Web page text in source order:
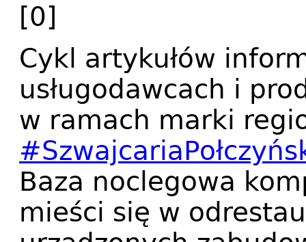
[0]
Cykl artykułów
usługodawcach i
w ramach marki
Baza noclegowa
mieści się w